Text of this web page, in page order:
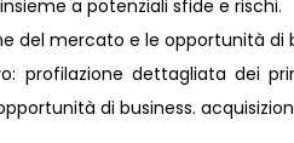
a potenziali sfide e rischi.
del mercato e le opportunità di
profilazione dettagliata dei
di business.